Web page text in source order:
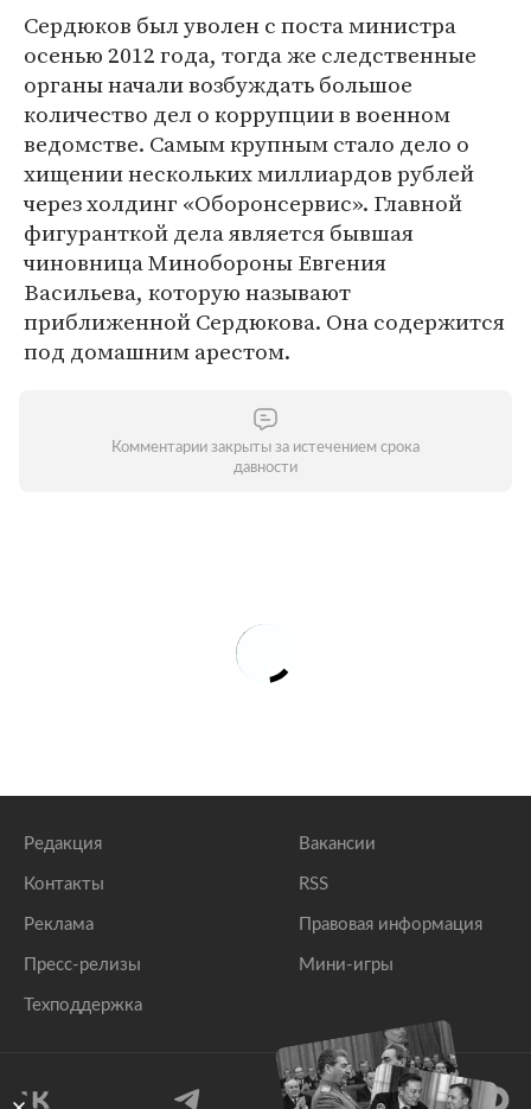
Сердюков был уволен с поста министра
осенью 2012 года, тогда же следственные
органы начали возбуждать большое
количество дел о коррупции в военном
ведомстве. Самым крупным стало дело о
хищении нескольких миллиардов рублей
через холдинг «Оборонсервис». Главной
фигуранткой дела является бывшая
чиновница Минобороны Евгения
Васильева, которую называют
приближенной Сердюкова. Она содержится
под домашним арестом.
Комментарии закрыты за истечением срока
давности
Редакция
Контакты
Реклама
Пресс-релизы
Техподдержка
Вакансии
RSS
Правовая информация
Мини-игры